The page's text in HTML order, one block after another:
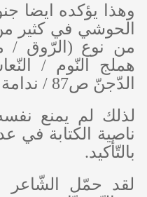
وهذا يؤكده ايضا
الحوشي في كثير
الدّجنّ ص87 / ندامة الكُسَعيّ ص91...)
لذلك لم يمنع نفسه
ناصية الكتابة في
بالتّأكيد.
لقد حمّل الشّاعر